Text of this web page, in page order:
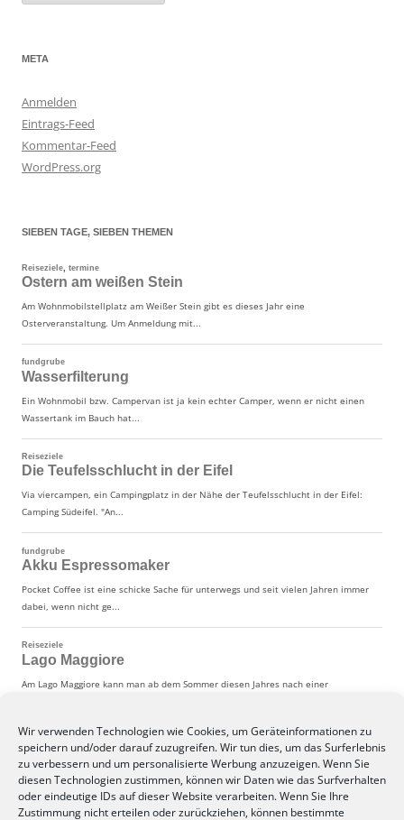
Wir verwenden Technologien wie Cookies, um Geräteinformationen zu
speichern und/oder darauf zuzugreifen. Wir tun dies, um das Surferlebnis
zu verbessern und um personalisierte Werbung anzuzeigen. Wenn Sie
diesen Technologien zustimmen, können wir Daten wie das Surfverhalten
oder eindeutige IDs auf dieser Website verarbeiten. Wenn Sie Ihre
Zustimmung nicht erteilen oder zurückziehen, können bestimmte
META
Anmelden
Eintrags-Feed
Kommentar-Feed
WordPress.org
SIEBEN TAGE, SIEBEN THEMEN